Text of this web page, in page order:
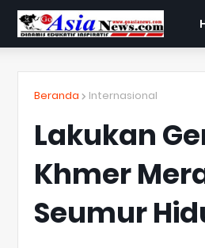
Beranda Internasional
Lakukan
Khmer
Seumur